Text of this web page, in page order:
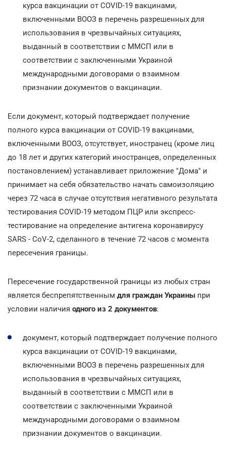
курса вакцинации от COVID-19 вакцинами,
включенными ВООЗ в перечень разрешенных для
использования в чрезвычайных ситуациях,
выданный в соответствии с ММСП или в
соответствии с заключенными Украиной
международными договорами о взаимном
признании документов о вакцинации.
Если документ, который подтверждает получение
полного курса вакцинации от COVID-19 вакцинами,
включенными ВООЗ, отсутствует, иностранец (кроме лиц
до 18 лет и других категорий иностранцев, определенных
постановлением) устанавливает приложение "Дома" и
принимает на себя обязательство начать самоизоляцию
через 72 часа в случае отсутствия негативного результата
тестирования COVID-19 методом ПЦР или экспресс-
тестирование на определение антигена коронавирусу
SARS - CoV-2, сделанного в течение 72 часов с момента
пересечения границы.
Пересечение государственной границы из любых стран
является беспрепятственным для граждан Украины при
условии наличия одного из 2 документов:
документ, который подтверждает получение полного
курса вакцинации от COVID-19 вакцинами,
включенными ВООЗ в перечень разрешенных для
использования в чрезвычайных ситуациях,
выданный в соответствии с ММСП или в
соответствии с заключенными Украиной
международными договорами о взаимном
признании документов о вакцинации.